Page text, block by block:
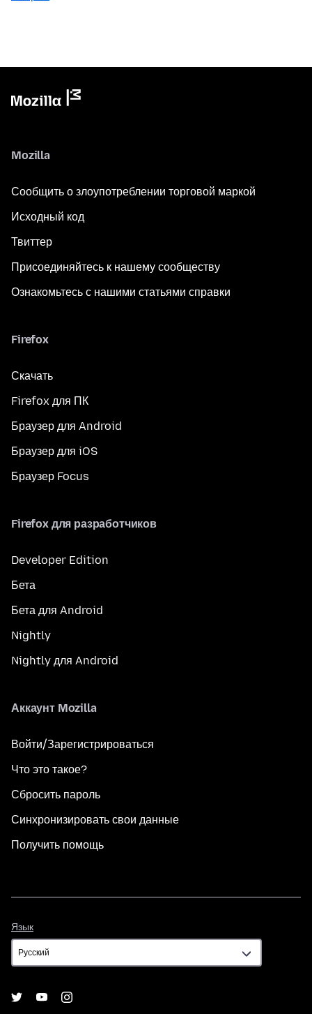
Mozilla
Сообщить о злоупотреблении торговой маркой
Исходный код
Твиттер
Присоединяйтесь к нашему сообществу
Ознакомьтесь с нашими статьями справки
Firefox
Скачать
Firefox для ПК
Браузер для Android
Браузер для iOS
Браузер Focus
Firefox для разработчиков
Developer Edition
Бета
Бета для Android
Nightly
Nightly для Android
Аккаунт Mozilla
Войти/Зарегистрироваться
Что это такое?
Сбросить пароль
Синхронизировать свои данные
Получить помощь
Язык